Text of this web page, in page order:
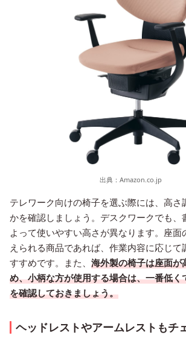
出典： Amazon.co.jp
テレワーク向けの椅子を選ぶ際には、高さ
かを確認しましょう。デスクワークでも、
よって使いやすい高さが異なります。座面
えられる商品であれば、作業内容に応じて
すすめです。また、 海外製の椅子は座面が
め、小柄な方が使用する場合は、一番低く
を確認しておきましょう。
ヘッドレストやアームレストもチ